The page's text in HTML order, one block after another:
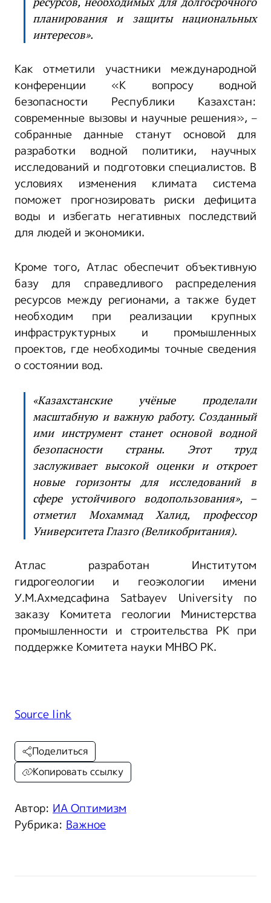
планирования и защиты национальных
интересов».
Как отметили участники международной
конференции «К вопросу водной
безопасности Республики Казахстан:
современные вызовы и научные решения», –
собранные данные станут основой для
разработки водной политики, научных
исследований и подготовки специалистов. В
условиях изменения климата система
поможет прогнозировать риски дефицита
воды и избегать негативных последствий
для людей и экономики.
Кроме того, Атлас обеспечит объективную
базу для справедливого распределения
ресурсов между регионами, а также будет
необходим при реализации крупных
инфраструктурных и промышленных
проектов, где необходимы точные сведения
о состоянии вод.
«Казахстанские учёные проделали
масштабную и важную работу. Созданный
ими инструмент станет основой водной
безопасности страны. Этот труд
заслуживает высокой оценки и откроет
новые горизонты для исследований в
сфере устойчивого водопользования», –
отметил Мохаммад Халид, профессор
Университета Глазго (Великобритания).
Атлас разработан Институтом
гидрогеологии и геоэкологии имени
У.М.Ахмедсафина Satbayev University по
заказу Комитета геологии Министерства
промышленности и строительства РК при
поддержке Комитета науки МНВО РК.
Source link
Автор: ИА Оптимизм
Рубрика: Важное
Поделиться
Копировать ссылку